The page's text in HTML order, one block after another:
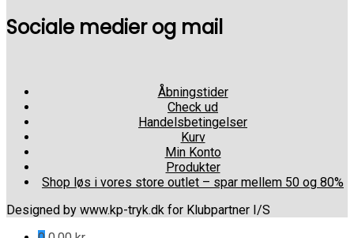
Sociale medier og mail
Åbningstider
Check ud
Handelsbetingelser
Kurv
Min Konto
Produkter
Shop løs i vores store outlet – spar mellem 50 og 80%
Designed by www.kp-tryk.dk for Klubpartner I/S